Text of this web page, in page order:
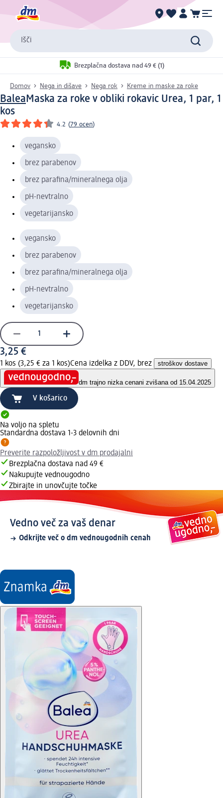
Išči
Brezplačna dostava nad 49 € (1)
Domov Nega in dišave Nega rok Kreme in maske za roke
BaleaMaska za roke v obliki rokavic Urea, 1 par, 1
kos
4.2 (79 ocen)
vegansko
brez parabenov
brez parafina/mineralnega olja
pH-nevtralno
vegetarijansko
vegansko
brez parabenov
brez parafina/mineralnega olja
pH-nevtralno
vegetarijansko
3,25 €
1 kos (3,25 € za 1 kos)Cena izdelka z DDV, brez stroškov dostave
dm trajno nizka cenani zvišana od 15.04.2025
V košarico
Na voljo na spletu
Standardna dostava 1-3 delovnih dni
Preverite razpoložljivost v dm prodajalni
Brezplačna dostava nad 49 €
Nakupujte vednougodno
Zbirajte in unovčujte točke
Vedno več za vaš denar
Odkrijte več o dm vednougodnih cenah